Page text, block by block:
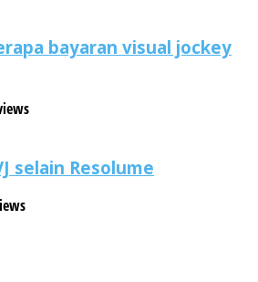
bayaran visual jockey
selain Resolume